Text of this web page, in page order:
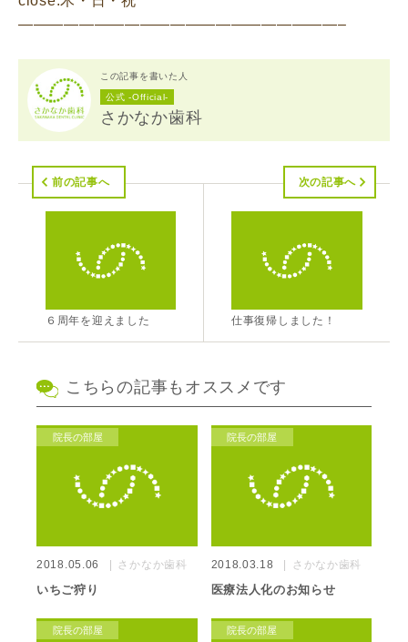
—————————————————————–
この記事を書いた人
公式 -Official-
さかなか歯科
前の記事へ
６周年を迎えました
次の記事へ
仕事復帰しました！
こちらの記事もオススメです
院長の部屋
2018.05.06 さかなか歯科
いちご狩り
院長の部屋
2018.03.18 さかなか歯科
医療法人化のお知らせ
院長の部屋 院長の部屋